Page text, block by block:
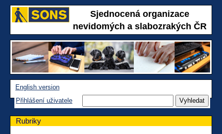
Sjednocená organizace
nevidomých a slabozrakých ČR
English version
Přihlášení uživatele
Rubriky